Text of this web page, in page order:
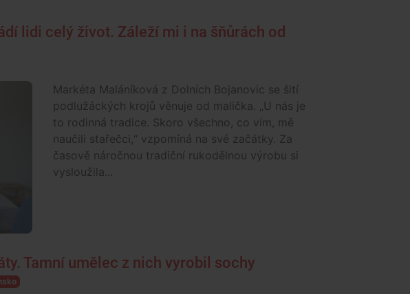
lidi celý život. Záleží mi i na šňůrách od
Markéta Maláníková z Dolních Bojanovic se šití
podlužáckých krojů věnuje od malička. „U nás je
to rodinná tradice. Skoro všechno, co vím, mě
naučili stařečci,“ vzpomíná na své začátky. Za
časově náročnou tradiční rukodělnou výrobu si
vysloužila...
Tamní umělec z nich vyrobil sochy